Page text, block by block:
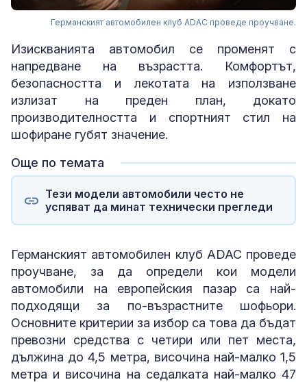
Германският автомобилен клуб ADAC проведе проучване.
Изискванията автомобил се променят с
напредване на възрастта. Комфортът,
безопасността и лекотата на използване
излизат на преден план, докато
производителността и спортният стил на
шофиране губят значение.
Още по темата
Тези модели автомобили често не
успяват да минат технически прегледи
Германският автомобилен клуб ADAC проведе
проучване, за да определи кои модели
автомобили на европейския пазар са най-
подходящи за по-възрастните шофьори.
Основните критерии за избор са това да бъдат
превозни средства с четири или пет места,
дължина до 4,5 метра, височина най-малко 1,5
метра и височина на седалката най-малко 47